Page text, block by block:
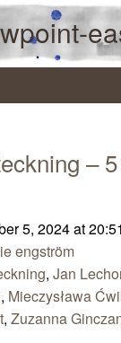
–
5, 2024 at
engström
, Jan
, Mieczysława
, Zuzanna